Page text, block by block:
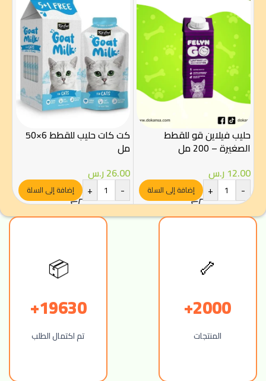
حليب فيلاين قو للقطط
الصغيرة – 200 مل
12.00 ر.س
-
+ إضافة إلى السلة
كت كات حليب للقطط 6×50
مل
26.00ر.س
-
+ إضافة إلى السلة
🦴
2000+
المنتجات
📦
19630+
تم اكتمال الطلب